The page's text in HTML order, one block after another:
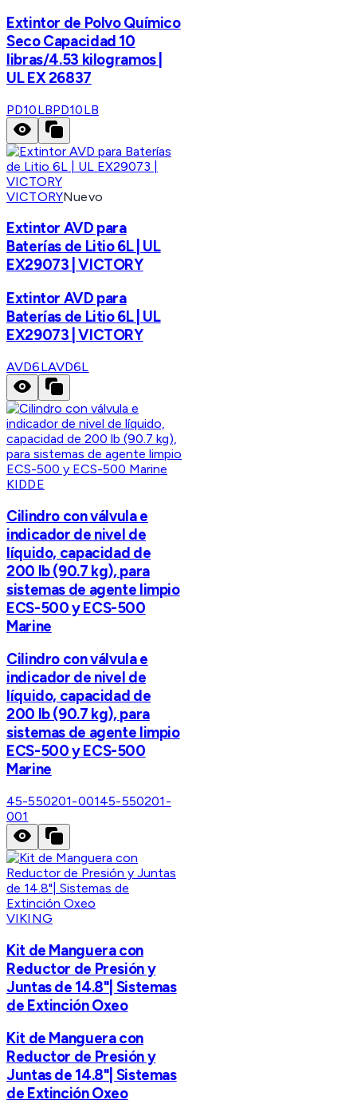
Extintor de Polvo Químico
Seco Capacidad 10
libras/4.53 kilogramos |
UL EX 26837
PD10LBPD10LB
VICTORYNuevo
Extintor AVD para
Baterías de Litio 6L | UL
EX29073 | VICTORY
Extintor AVD para
Baterías de Litio 6L | UL
EX29073 | VICTORY
AVD6LAVD6L
KIDDE
Cilindro con válvula e
indicador de nivel de
líquido, capacidad de
200 lb (90.7 kg), para
sistemas de agente limpio
ECS-500 y ECS-500
Marine
Cilindro con válvula e
indicador de nivel de
líquido, capacidad de
200 lb (90.7 kg), para
sistemas de agente limpio
ECS-500 y ECS-500
Marine
45-550201-00145-550201-
001
VIKING
Kit de Manguera con
Reductor de Presión y
Juntas de 14.8"| Sistemas
de Extinción Oxeo
Kit de Manguera con
Reductor de Presión y
Juntas de 14.8"| Sistemas
de Extinción Oxeo